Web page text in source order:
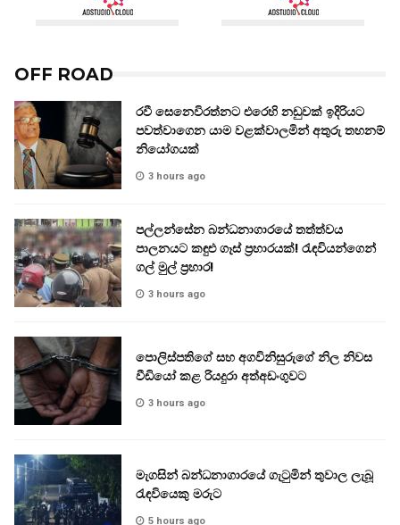
OFF ROAD
රවී සෙනෙවිරත්නට එරෙහි නඩුවක් ඉදිරියට
පවත්වාගෙන යාම වළක්වාලමින් අතුරු තහනම්
නියෝගයක්
3 hours ago
පල්ලන්සේන බන්ධනාගාරයේ තත්ත්වය
පාලනයට කඳුළු ගෑස් ප්‍රහාරයක්! රැඳවියන්ගෙන්
ගල් මුල් ප්‍රහාර!
3 hours ago
පොලිස්පතිගේ සහ අගවිනිසුරුගේ නිල නිවස
වීඩියෝ කළ රියදුරා අත්අඩංගුවට
3 hours ago
මැගසින් බන්ධනාගාරයේ ගැටුමින් තුවාල ලැබූ
රැඳවියෙකු මරුට
5 hours ago